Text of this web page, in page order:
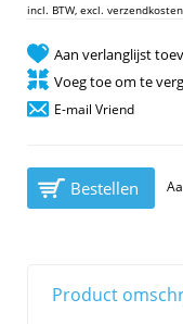
incl. BTW, excl. verzendkosten
Aan verlanglijst
Voeg toe om te
E-mail Vriend
Bestellen
Product